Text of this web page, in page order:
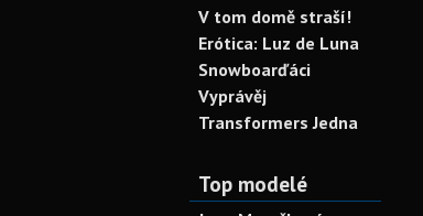
V tom domě straší!
Erótica: Luz de Luna
Snowboarďáci
Vyprávěj
Transformers Jedna
Top modelé